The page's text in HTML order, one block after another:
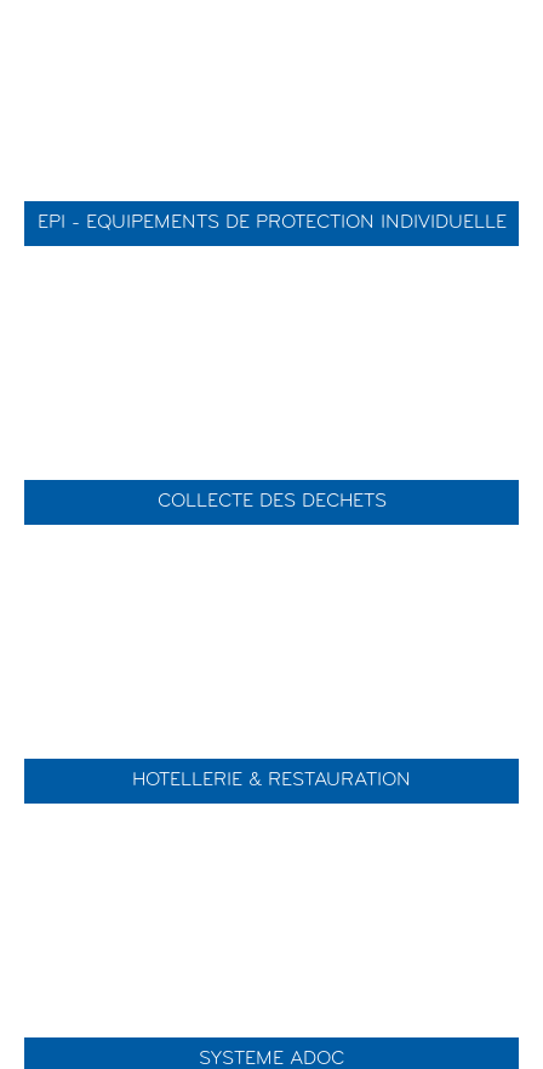
EPI - EQUIPEMENTS DE PROTECTION INDIVIDUELLE
COLLECTE DES DECHETS
HOTELLERIE & RESTAURATION
SYSTEME ADOC